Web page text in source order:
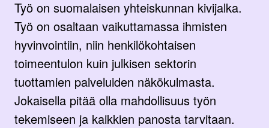
Työ on suomalaisen yhteiskunnan kivijalka.
Työ on osaltaan vaikuttamassa ihmisten
hyvinvointiin, niin henkilökohtaisen
toimeentulon kuin julkisen sektorin
tuottamien palveluiden näkökulmasta.
Jokaisella pitää olla mahdollisuus työn
tekemiseen ja kaikkien panosta tarvitaan.